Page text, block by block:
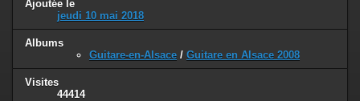
Ajoutée le
jeudi 10 mai 2018
Albums
Guitare-en-Alsace / Guitare en Alsace 2008
Visites
44414